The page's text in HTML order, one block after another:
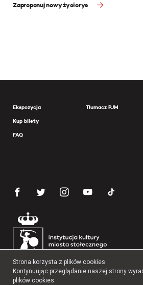
Zaproponuj nowy życiorys
Ekspozycja
Kup bilety
FAQ
Tłumacz PJM
Strona korzysta z plików cookies.
Kontynuując przeglądanie naszej strony
plików cookies.